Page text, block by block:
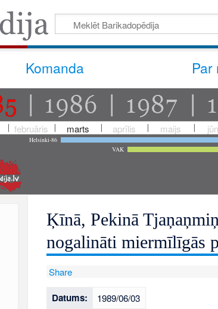
Komanda Par
februāris marts aprīlis maijs
Helsinki-86
VAK
Ķīnā, Pekinā
nogalināti miermīlīgās
Share
Datums: 1989/06/03